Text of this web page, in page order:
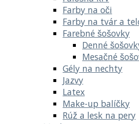
Farby na oči
Farby na tvár a
Farebné šošovky
Denné
Mesačné
Gély na nechty
Jazvy
Latex
Make-up balíčky
Rúž a lesk na pery